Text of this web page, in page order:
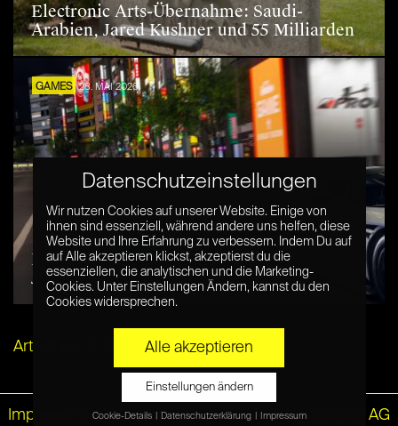
Electronic Arts-Übernahme: Saudi-
Arabien, Jared Kushner und 55 Milliarden
GAMES 28. MAI 2026
Lohnt sich Forza Horizon 6? Testfahrt im
Japan-Paradies
Artikel per E-Mail verschicken
Impressum |Datenschutz © Netzpiloten AG
Datenschutzeinstellungen
Wir nutzen Cookies auf unserer Website. Einige von
ihnen sind essenziell, während andere uns helfen, diese
Website und Ihre Erfahrung zu verbessern. Indem Du auf
auf Alle akzeptieren klickst, akzeptierst du die
essenziellen, die analytischen und die Marketing-
Cookies. Unter Einstellungen Ändern, kannst du den
Cookies widersprechen.
Alle akzeptieren
Einstellungen ändern
Cookie-Details Datenschutzerklärung Impressum